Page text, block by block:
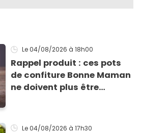
Le 04/08/2026 à 18h00
Rappel produit : ces pots
de confiture Bonne Maman
ne doivent plus être
morceaux de verre
Le 04/08/2026 à 17h30